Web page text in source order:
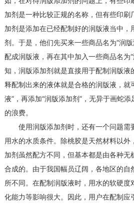
加剂是一种比较正规的名称，但有些印刷
加剂是添加在已经配制好的润版液当中，
剂。于是，他们先买来一些商品名为“润
配成润版液，再在其中加入一些商品名为
知，润版添加剂就是直接用于配制润版液
释配制出来的液体就是合格的润版液，就
液”，再添加“润版添加剂”，无异于画蛇
的浪费。
使用润版添加剂时，还有一个问题需
用水的水质条件。除桃胶是天然材料以外
加剂虽然配方不同，但基本都是由各种无
合成的。由于我国幅员辽阔，各地区的自
所不同。在配制润版液时，用水的软硬度
化能力等影响很大。因此，用户在配制应